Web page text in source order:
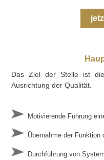
Das Ziel der Stelle ist
Ausrichtung der Qualität.
Motivierende Führung
Übernahme der
Durchführung von